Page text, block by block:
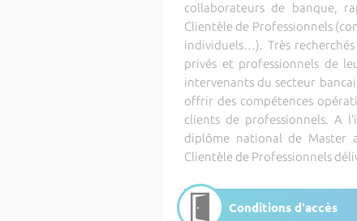
collaborateurs de banque,
Clientèle de Professionnels
individuels…). Très
privés et professionnels de
intervenants du secteur
offrir des compétences
clients de professionnels. A
diplôme national de Master
Clientèle de Professionnels
Conditions d'accès